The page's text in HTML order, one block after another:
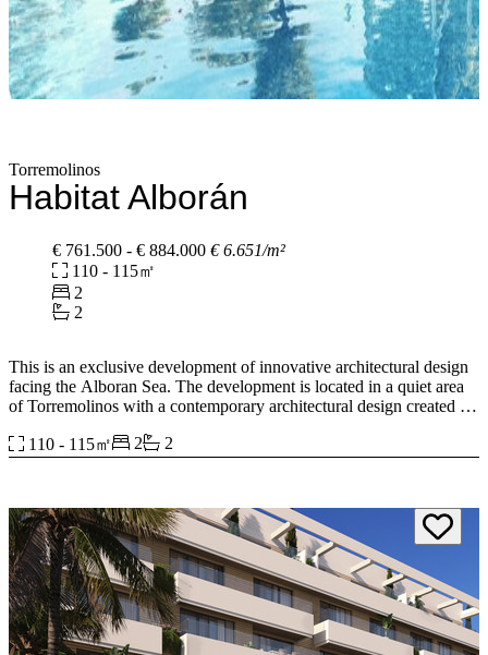
Torremolinos
Habitat Alborán
€ 761.500 - € 884.000 € 6.651/m²
110 - 115㎡
2
2
This is an exclusive development of innovative architectural design
facing the Alboran Sea. The development is located in a quiet area
of Torremolinos with a contemporary architectural design created to
The development is arranged in four majestic buildings that turn
perspective of the spectacular communal areas and an unobstructed
view of the spectacular communal areas.
The development has a private urbanisation with large green areas,
as well as a wellness area ‌with ‌swimming ‌pools ‌and ‌a ‌healthy circuit
where you ‌can enjoy relaxation regardless of ‌the ‌time ‌of year.
Exclusive ‌facilities designed to ‌make ‌luxury ‌and ‌wellness ‌your
‌dream ‌lifestyle.
110 - 115㎡ 2 2